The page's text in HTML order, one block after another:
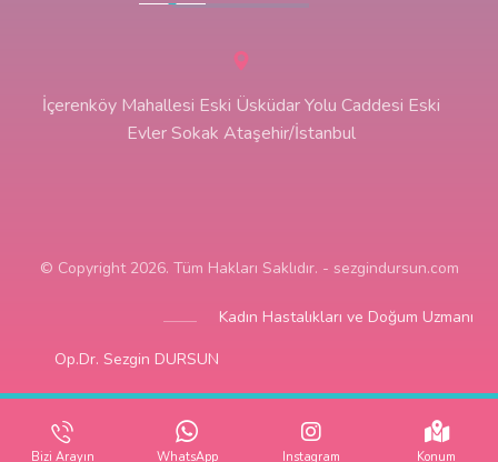
İçerenköy Mahallesi Eski Üsküdar Yolu Caddesi Eski
Evler Sokak Ataşehir/İstanbul
© Copyright 2026. Tüm Hakları Saklıdır. - sezgindursun.com
Kadın Hastalıkları ve Doğum Uzmanı
Op.Dr. Sezgin DURSUN
Bizi Arayın WhatsApp Instagram Konum